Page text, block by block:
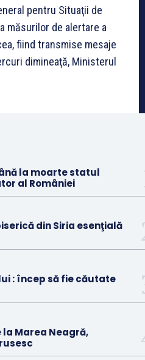
pentru Situaţii de
măsurilor de alertare a
fiind transmise mesaje
dimineaţă, Ministerul
la moarte statul
al României
din Siria esenţială
: încep să fie căutate
Marea Neagră,